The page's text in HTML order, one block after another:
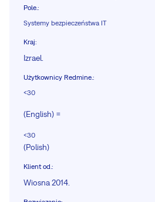
Pole.:
Systemy bezpieczeństwa IT
Kraj:
Izrael.
Użytkownicy Redmine.:
<30
(English) =
<30
(Polish)
Klient od.:
Wiosna 2014.